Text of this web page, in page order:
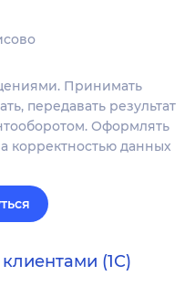
Принимать
передавать результат
Оформлять
корректностью данных
(1С)